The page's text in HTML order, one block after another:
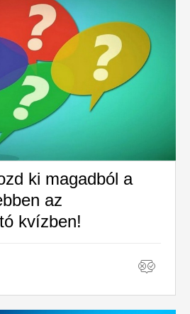
ki magadból a
az
kvízben!